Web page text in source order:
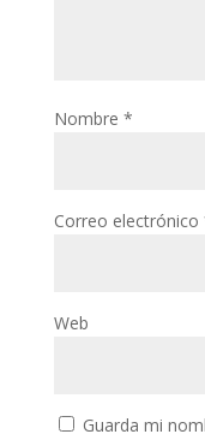
Nombre *
Correo electrónico
Web
Guarda mi